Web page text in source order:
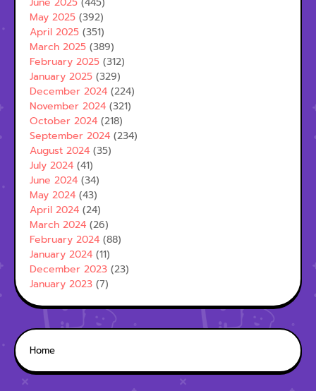
May 2025 (392)
April 2025 (351)
March 2025 (389)
February 2025 (312)
January 2025 (329)
December 2024 (224)
November 2024 (321)
October 2024 (218)
September 2024 (234)
August 2024 (35)
July 2024 (41)
June 2024 (34)
May 2024 (43)
April 2024 (24)
March 2024 (26)
February 2024 (88)
January 2024 (11)
December 2023 (23)
January 2023 (7)
Home